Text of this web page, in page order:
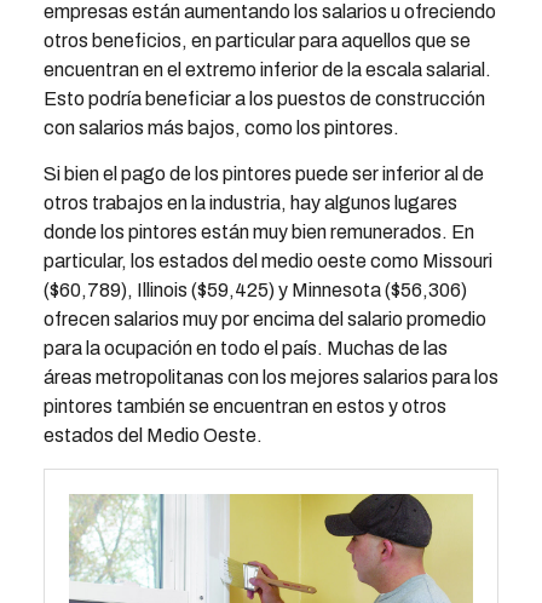
empresas están aumentando los salarios u ofreciendo
otros beneficios, en particular para aquellos que se
encuentran en el extremo inferior de la escala salarial.
Esto podría beneficiar a los puestos de construcción
con salarios más bajos, como los pintores.
Si bien el pago de los pintores puede ser inferior al de
otros trabajos en la industria, hay algunos lugares
donde los pintores están muy bien remunerados. En
particular, los estados del medio oeste como Missouri
($60,789), Illinois ($59,425) y Minnesota ($56,306)
ofrecen salarios muy por encima del salario promedio
para la ocupación en todo el país. Muchas de las
áreas metropolitanas con los mejores salarios para los
pintores también se encuentran en estos y otros
estados del Medio Oeste.